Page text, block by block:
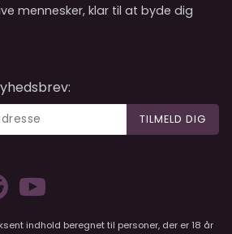
mennesker, klar til at byde dig
TILMELD DIG
indhold beregnet til personer, der er 18 år